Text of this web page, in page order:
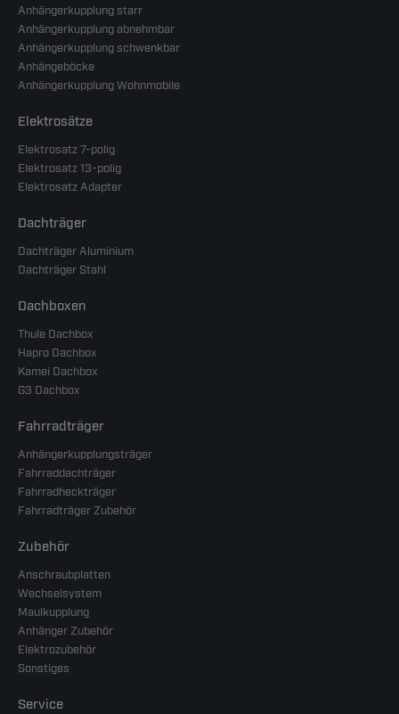
Anhängerkupplung starr
Anhängerkupplung abnehmbar
Anhängerkupplung schwenkbar
Anhängeböcke
Anhängerkupplung Wohnmobile
Elektrosätze
Elektrosatz 7-polig
Elektrosatz 13-polig
Elektrosatz Adapter
Dachträger
Dachträger Aluminium
Dachträger Stahl
Dachboxen
Thule Dachbox
Hapro Dachbox
Kamei Dachbox
G3 Dachbox
Fahrradträger
Anhängerkupplungsträger
Fahrraddachträger
Fahrradheckträger
Fahrradträger Zubehör
Zubehör
Anschraubplatten
Wechselsystem
Maulkupplung
Anhänger Zubehör
Elektrozubehör
Sonstiges
Service